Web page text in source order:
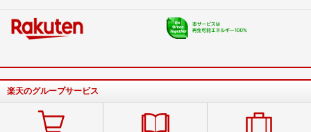
楽天のグループサービス